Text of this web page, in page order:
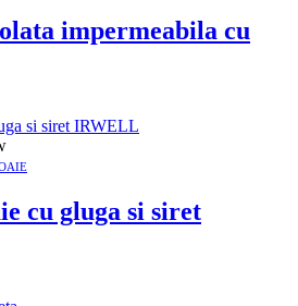
impermeabila cu
cu gluga si siret